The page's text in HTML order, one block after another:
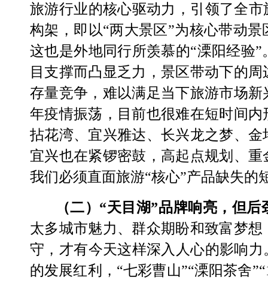
旅游行业的核心驱动力，引领了全
构架，即以“两大景区”为核心带动
这也是外地同行所羡慕的“溧阳经验”
目支撑而凸显乏力，景区带动下的
存量竞争，难以满足当下旅游市场
年疫情振荡，目前也很难在短时间内
拈花湾、宜兴雅达、长兴龙之梦、
宜兴也在紧锣密鼓，高起点规划、
我们必须直面旅游“核心”产品缺失的
（二） “天目湖”品牌响亮，但后
太多城市魅力、群众期盼和致富梦
守，才有今天这样深入人心的影响
的发展红利 ， “七彩曹山”“溧阳茶舍